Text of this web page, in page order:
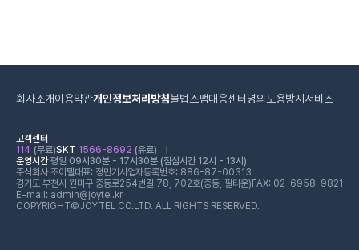
회사소개이용약관개인정보처리방침불법스팸대응센터 명의도용방지서비스
고객센터
114 (무료)SKT 1566-8692 (유료)
운영시간평일 09시30분 - 17시30분 (점심시간 12시 - 13시)
주식회사 조이텔대표: 정민기 사업자등록번호: 886-87-00313
경기도 부천시 원미구 중동로254번길 78, 702호(중동, 필타운) FAX: 02-6958-9821
E-mail: admin@joytel.kr
COPYRIGHT©JOYTEL CO.LTD. ALL RIGHTS RESERVED.